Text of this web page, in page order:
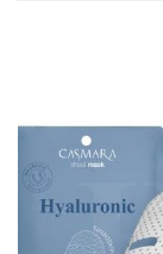
Prix